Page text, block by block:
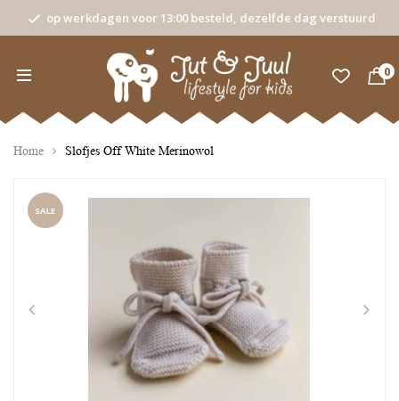
op werkdagen voor 13:00 besteld, dezelfde dag verstuurd
0
Home Slofjes Off White Merinowol
SALE